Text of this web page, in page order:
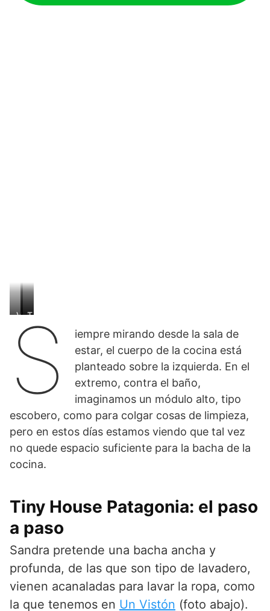
V
s
t
d
e
d
e
l
l
i
g
L
a
l
t
3
D
e
T
y
n
T
i
y
a
l
a
t
a
s
e
r
r
b
a
S
iempre mirando desde la sala de
estar, el cuerpo de la cocina está
planteado sobre la izquierda. En el
extremo, contra el baño,
imaginamos un módulo alto, tipo
escobero, como para colgar cosas de limpieza,
pero en estos días estamos viendo que tal vez
no quede espacio suficiente para la bacha de la
cocina.
Tiny House Patagonia: el paso
a paso
Sandra pretende una bacha ancha y
profunda, de las que son tipo de lavadero,
vienen acanaladas para lavar la ropa, como
la que tenemos en Un Vistón (foto abajo).